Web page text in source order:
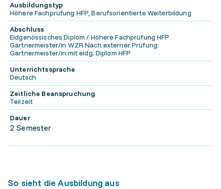
Ausbildungstyp
Höhere Fachprüfung HFP, Berufsorientierte Weiterbildung
Abschluss
Eidgenössisches Diplom / Höhere Fachprüfung HFP
Gärtnermeister/in WZR Nach externer Prüfung:
Gärtnermeister/in mit eidg. Diplom HFP
Unterrichtssprache
Deutsch
Zeitliche Beanspruchung
Teilzeit
Dauer
2 Semester
So sieht die Ausbildung aus